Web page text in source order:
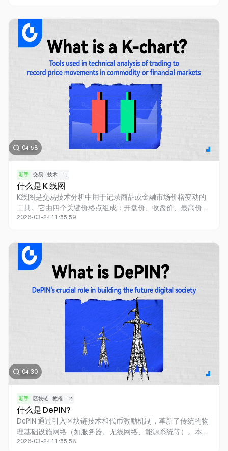
资金分配民主化，并引入创新激励机制。它在医疗、学术出版
和数据管理领域得到广泛应用。尽管面临安全和治理方面的挑
战，随着 Web3 的发展，DeSci 有望推动科研朝着更开放、更
公正的方向发展。
04:58
新手 交易 技术 +1
什么是 K 线图
K线图是交易技术分析中用于记录商品或金融市场价格变动的
工具。它由四个关键价格点组成：开盘价、收盘价、最高价和
最低价，形成蜡烛状的图形。K线图直观地展示市场趋势、买
图是强大的分析工具，但它也有局限性，需要结合其他分析方
法来做出更全面的投资决策。
2026-03-24 11:55:59
04:30
新手 区块链 教程 +2
什么是 DePIN?
DePIN 通过引入区块链技术和代币激励机制，革新了传统的物
理基础设施网络（如服务器、无线网络、能源系统等）。本视
频将介绍 DePIN 的工作原理，剖析区块链技术在 DePIN 中的应
2026-03-24 11:55:58